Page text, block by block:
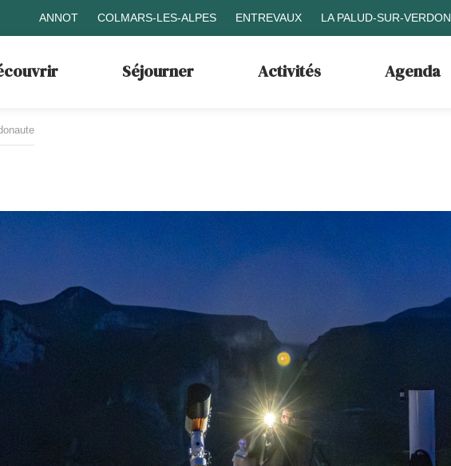
ANNOT COLMARS-LES-ALPES ENTREVAUX LA PALUD-SUR-VERDON
Séjourner Activités Agenda